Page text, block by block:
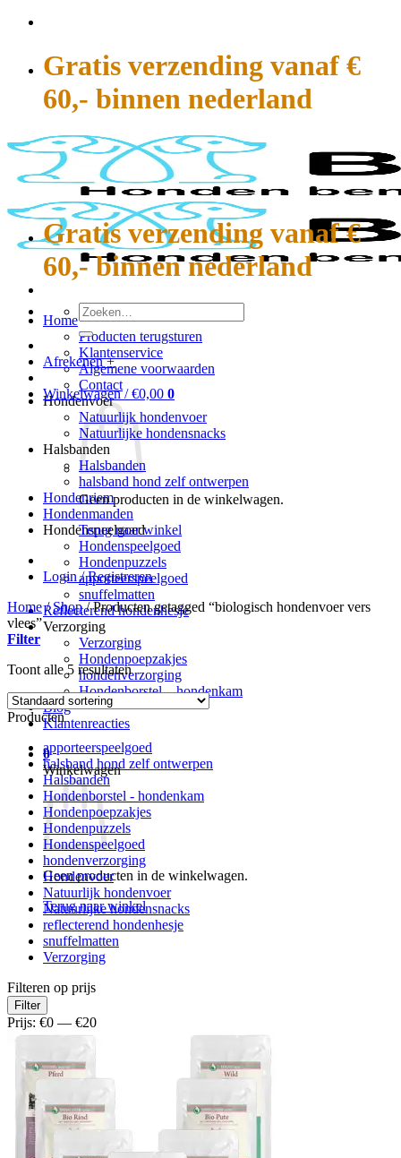
Gratis verzending vanaf €
60,- binnen nederland
Home
Producten terugsturen
Klantenservice
Algemene voorwaarden
Contact
Hondenvoer
Natuurlijk hondenvoer
Natuurlijke hondensnacks
Halsbanden
Halsbanden
halsband hond zelf ontwerpen
Hondenriem
Hondenmanden
Hondenspeelgoed
Hondenspeelgoed
Hondenpuzzels
apporteerspeelgoed
snuffelmatten
Reflecterend hondenhesje
Verzorging
Verzorging
Hondenpoepzakjes
hondenverzorging
Hondenborstel – hondenkam
Blog
Klantenreacties
0
Winkelwagen
Geen producten in de winkelwagen.
Terug naar winkel
Gratis verzending vanaf €
60,- binnen nederland
Zoeken
naar:
Afrekenen +
Winkelwagen /€0,00 0
Geen producten in de winkelwagen.
Terug naar winkel
Login / Registreren
Home / Shop /Producten getagged “biologisch hondenvoer vers
vlees”
Filter
Toont alle 5 resultaten
Producten
apporteerspeelgoed
halsband hond zelf ontwerpen
Halsbanden
Hondenborstel - hondenkam
Hondenpoepzakjes
Hondenpuzzels
Hondenspeelgoed
hondenverzorging
Hondenvoer
Natuurlijk hondenvoer
Natuurlijke hondensnacks
reflecterend hondenhesje
snuffelmatten
Verzorging
Filteren op prijs
Min.
prijs
Max.
prijs
Filter
Prijs: €0 — €20